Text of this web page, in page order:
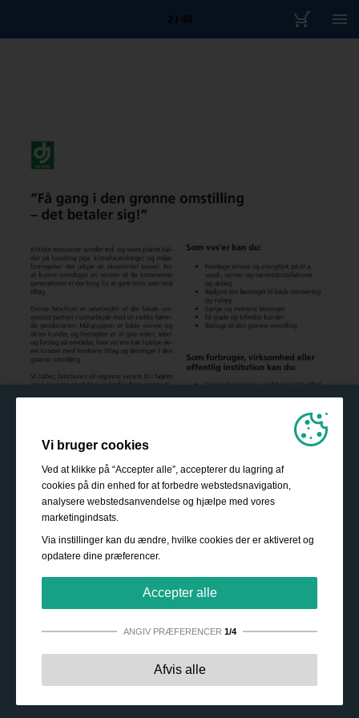
2 / 48
Vi bruger cookies
Ved at klikke på “Accepter alle”, accepterer du lagring af
cookies på din enhed for at forbedre webstedsnavigation,
analysere webstedsanvendelse og hjælpe med vores
marketingindsats.
Via instillinger kan du ændre, hvilke cookies der er aktiveret og
opdatere dine præferencer.
Accepter alle
ANGIV PRÆFERENCER 1/4
Disse cookies er essentielle for at
Afvis alle